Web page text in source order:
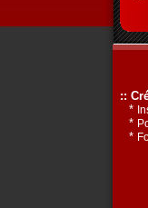
::
*
*
*